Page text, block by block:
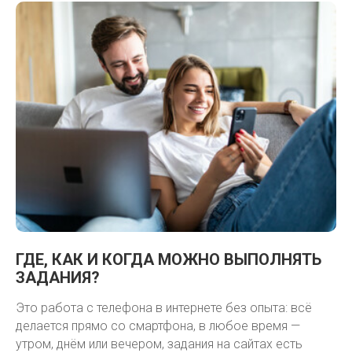
ГДЕ, КАК И КОГДА МОЖНО ВЫПОЛНЯТЬ
ЗАДАНИЯ?
Это работа с телефона в интернете без опыта: всё
делается прямо со смартфона, в любое время —
утром, днём или вечером, задания на сайтах есть